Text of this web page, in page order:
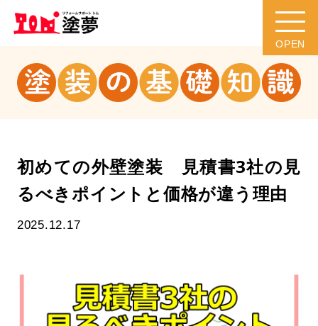
初めての外壁塗装 見積書3社の見
るべきポイントと価格が違う理由
2025.12.17